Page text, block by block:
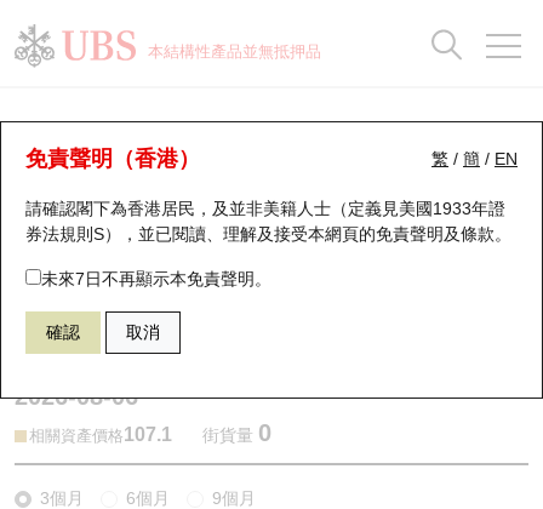
本結構性產品並無抵押品
繁 / 簡 / EN
免責聲明（香港）
請確認閣下為香港居民，及並非美籍人士（定義見美國1933年證
券法規則S），並已閱讀、理解及接受本網頁的免責聲明及條款。
未來7日不再顯示本免責聲明。
確認 取消
牛熊證分析儀
表現 街貨統計 比較
59335 瑞銀熊證 9888 百度股份有限公司
2026-08-06
相關資產價格107.1 街貨量 0
3個月 6個月 9個月
瑞銀認股證一覽
新發行瑞銀認股證
即將到期認股證
認股證到期結算價查詢
認股證分析儀
街貨統計
比較
牛熊全景快搜
牛熊證搜尋
牛熊證街貨分佈圖
正股牛熊證列表
新發行瑞銀牛熊證
街貨統計
比較
十大升幅/跌幅
十大認股證成交分佈
十天股證佔大市成交
資金流
街貨統計
正股分析儀
二十大活躍股份
恒指成份股
國指成份股
科指成份股
持股比重
顯示所有持股比重
每月輪證大市專題
輪證專欄
講座及教育短片
認股證投資者教育
牛熊證投資者教育